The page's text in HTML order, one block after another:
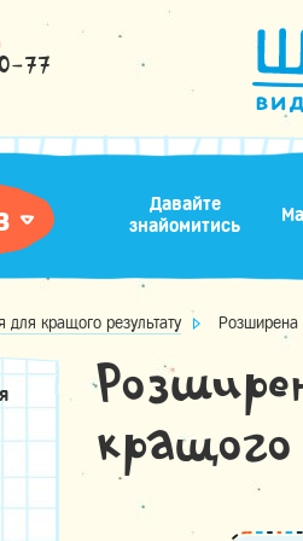
77
Давайте
знайомитись
для кращого результату Розширена